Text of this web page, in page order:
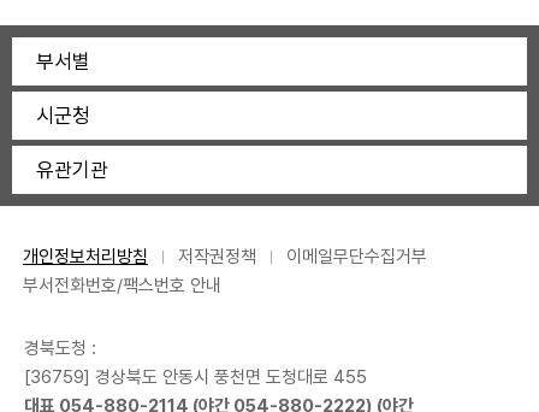
부서별
시군청
유관기관
개인정보처리방침 저작권정책
이메일무단수집거부
부서전화번호/팩스번호 안내
경북도청 :
[36759] 경상북도 안동시 풍천면 도청대로 455
대표 054-880-2114 (야간 054-880-2222) (야간